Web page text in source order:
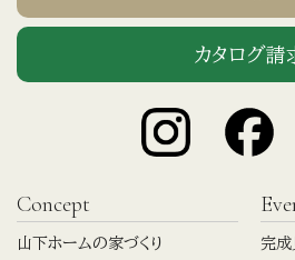
カタログ請
Concept
山下ホームの家づくり
完